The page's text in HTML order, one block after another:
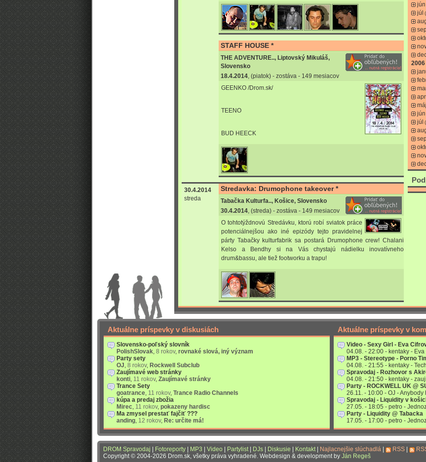
STAFF HOUSE *
THE ADVENTURE.., Liptovský Mikuláš,
Slovensko
18.4.2014 , (piatok) - zostáva - 149 mesiacov
GEENKO /Drom.sk/
TEENO
BUD HEECK
30.4.2014
streda
Stredavka: Drumophone takeover *
Tabačka Kulturfa.., Košice, Slovensko
30.4.2014, (streda) - zostáva - 149 mesiacov
O tohtotýždnovú Stredávku, ktorú robí sviatok práce
potenciálnejšou ako iné epizódy tejto pravidelnej
párty Tabačky kulturfabrik sa postará Drumophone crew! Chalani
Kelso a Bendhy si na Vás chystajú nádielku inovatívneho
drum&bassu, ale tiež footworku a trapu!
jún
júl
2006
máj
jún
júl
Aktuálne príspevky v diskusiách
Slovensko-poľský slovník
PolishSlovak, 8 rokov, rovnaké slová, iný význam
Party sety
OJ, 8 rokov, Rockwell Subclub
Zaujímavé web stránky
konti, 11 rokov, Zaujímavé stránky
Trance Sety
goatrance, 11 rokov, Trance Radio Channels
kúpa a predaj zbožia
Mirec, 11 rokov, pokazeny hardisc
Ma zmysel prestať fajčiť ???
anding, 12 rokov, Re: určite má!
Aktuálne príspevky v
Video - Sexy Girl - Eva
04.08. - 22:00 - kentaky -
MP3 - Stereotype - Porno
04.08. - 21:55 - kentaky -
Spravodaj - Rozhovor s
04.08. - 21:50 - kentaky -
Party - ROCKWELL UK @
26.11. - 10:00 - OJ -
Spravodaj - Liquidity v
27.05. - 18:05 - petro -
Party - Liquidity @ Tabacka
17.05. - 17:00 - petro -
DROM Spravodaj Fotoreporty MP3 Video Partylist| DJs Diskusie Kontakt| Najlacnejšie slúchadlá RSS
Copyright © 2004-2026 Drom.sk, všetky práva vyhradené. Webdesign & development by Ján Regeš